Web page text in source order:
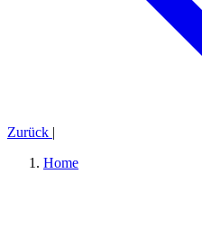
Zurück |
Home